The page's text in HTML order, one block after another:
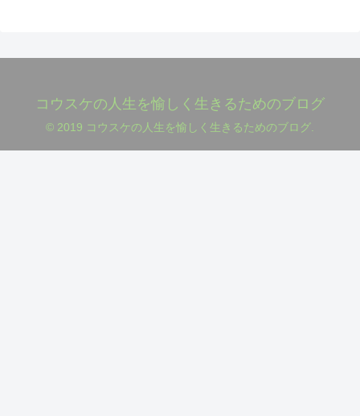
コウスケの人生を愉しく生きるためのブログ
© 2019 コウスケの人生を愉しく生きるためのブログ.